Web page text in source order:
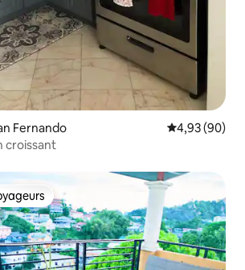
Fernando Évaluation
4,93 (90)
croissant